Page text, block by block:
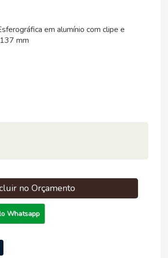
em alumínio com clipe e
mm
no Orçamento
Whatsapp